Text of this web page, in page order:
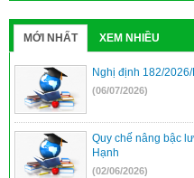
MỚI NHẤT XEM NHIỀU
Nghị định 182/
(06/07/2026)
Quy chế nâng bậc
Hạnh
(02/06/2026)